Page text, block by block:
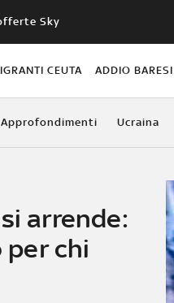
Sky
CEUTA ADDIO BARESI
Approfondimenti Ucraina
arrende:
chi